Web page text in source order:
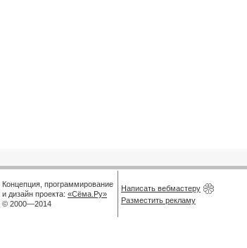
Концепция, программирование
и дизайн проекта: «Сёма.Ру»
© 2000—2014
Написать вебмастеру
Разместить рекламу